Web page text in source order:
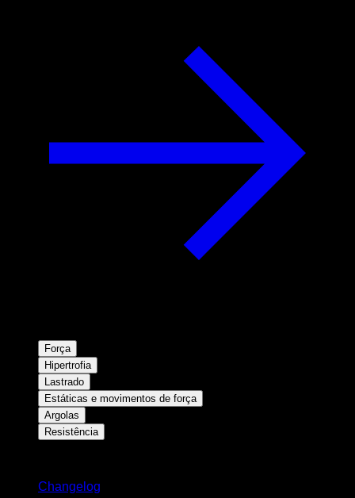
Força
Hipertrofia
Lastrado
Estáticas e movimentos de força
Argolas
Resistência
Changelog